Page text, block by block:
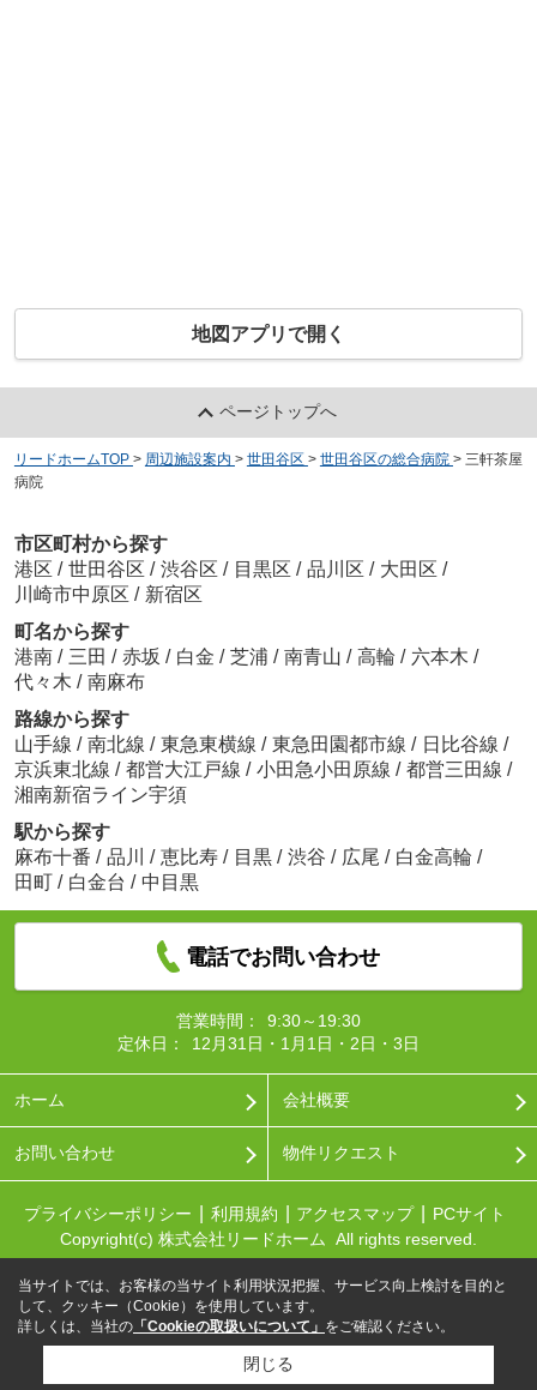
地図アプリで開く
ページトップへ
リードホームTOP > 周辺施設案内 > 世田谷区 > 世田谷区の総合病院 > 三軒茶屋
病院
市区町村から探す
港区 / 世田谷区 / 渋谷区 / 目黒区 / 品川区 / 大田区 /
川崎市中原区 / 新宿区
町名から探す
港南 / 三田 / 赤坂 / 白金 / 芝浦 / 南青山 / 高輪 / 六本木 /
代々木 / 南麻布
路線から探す
山手線 / 南北線 / 東急東横線 / 東急田園都市線 / 日比谷線 /
京浜東北線 / 都営大江戸線 / 小田急小田原線 / 都営三田線 /
湘南新宿ライン宇須
駅から探す
麻布十番 / 品川 / 恵比寿 / 目黒 / 渋谷 / 広尾 / 白金高輪 /
田町 / 白金台 / 中目黒
電話でお問い合わせ
営業時間：
9:30～19:30
定休日：
12月31日・1月1日・2日・3日
ホーム 会社概要
お問い合わせ 物件リクエスト
プライバシーポリシー 利用規約 アクセスマップ
PCサイト
Copyright(c) 株式会社リードホーム All rights reserved.
当サイトでは、お客様の当サイト利用状況把握、サービス向上検討を目的と
して、クッキー（Cookie）を使用しています。
詳しくは、当社の 「Cookieの取扱いについて」 をご確認ください。
閉じる